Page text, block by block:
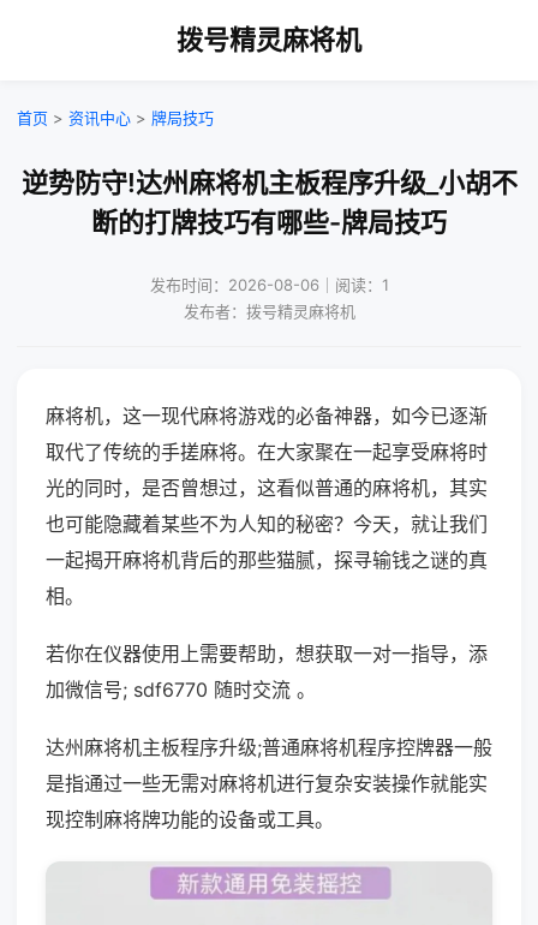
拨号精灵麻将机
首页 > 资讯中心 > 牌局技巧
逆势防守!达州麻将机主板程序升级_小胡不
断的打牌技巧有哪些-牌局技巧
发布时间：2026-08-06｜阅读：1
发布者：拨号精灵麻将机
麻将机，这一现代麻将游戏的必备神器，如今已逐渐
取代了传统的手搓麻将。在大家聚在一起享受麻将时
光的同时，是否曾想过，这看似普通的麻将机，其实
也可能隐藏着某些不为人知的秘密？今天，就让我们
一起揭开麻将机背后的那些猫腻，探寻输钱之谜的真
相。
若你在仪器使用上需要帮助，想获取一对一指导，添
加微信号; sdf6770 随时交流 。
达州麻将机主板程序升级;普通麻将机程序控牌器一般
是指通过一些无需对麻将机进行复杂安装操作就能实
现控制麻将牌功能的设备或工具。